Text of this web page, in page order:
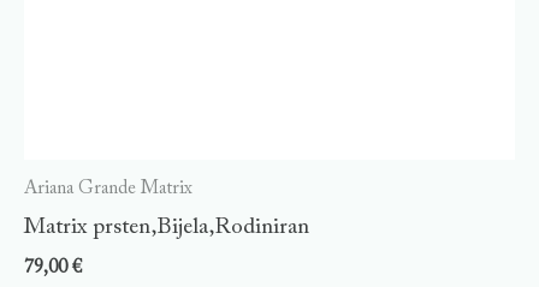
Ariana Grande Matrix
Matrix prsten,Bijela,Rodiniran
79,00€